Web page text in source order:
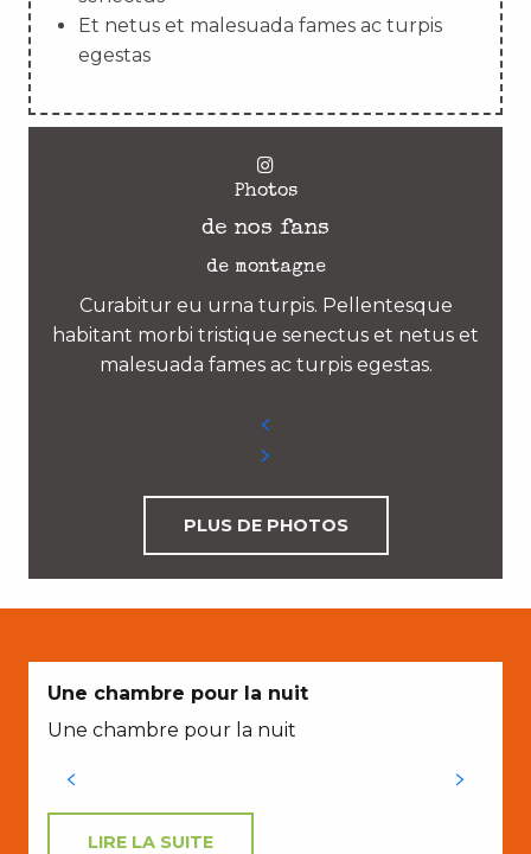
Et netus et malesuada fames ac turpis
egestas
Photos
de nos fans
de montagne
Curabitur eu urna turpis. Pellentesque
habitant morbi tristique senectus et netus et
malesuada fames ac turpis egestas.
PLUS DE PHOTOS
Une chambre pour la nuit
Une chambre pour la nuit
LIRE LA SUITE